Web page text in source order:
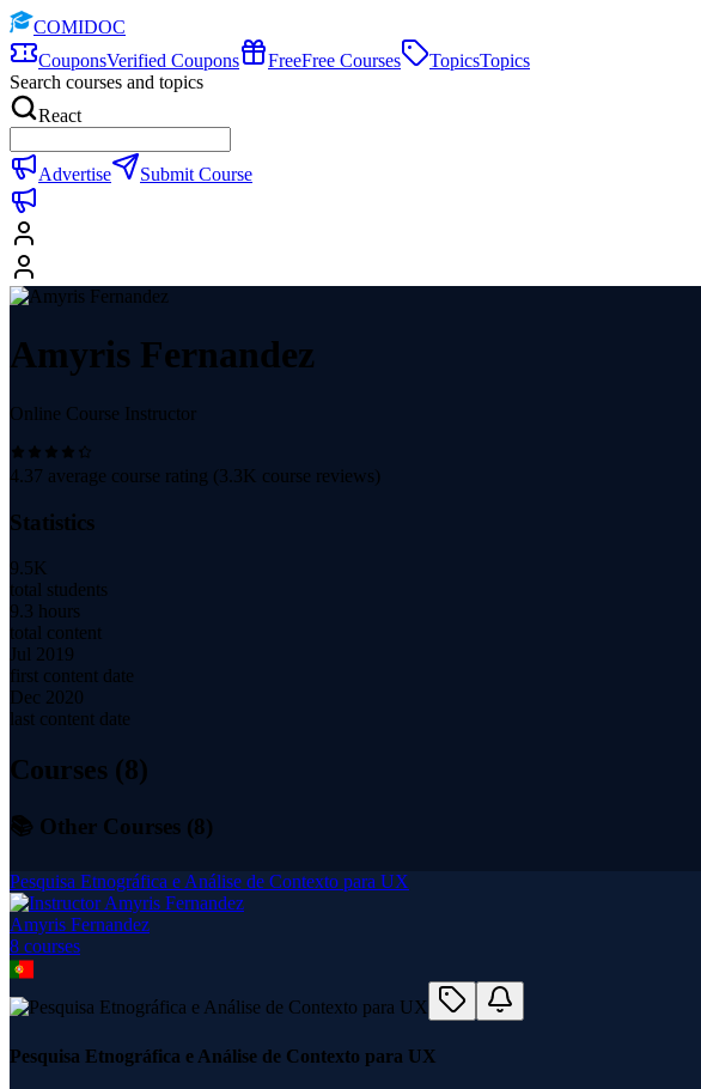
COMIDOC
CouponsVerified Coupons FreeFree Courses TopicsTopics
Search courses and topics
React
Advertise Submit Course
Amyris Fernandez
Online Course Instructor
4.37 average course rating (3.3K course reviews)
Statistics
9.5K
total students
9.3 hours
total content
Jul 2019
first content date
Dec 2020
last content date
Courses (8)
📚 Other Courses (8)
Pesquisa Etnográfica e Análise de Contexto para UX
Amyris Fernandez
8 courses
Pesquisa Etnográfica e Análise de Contexto para UX